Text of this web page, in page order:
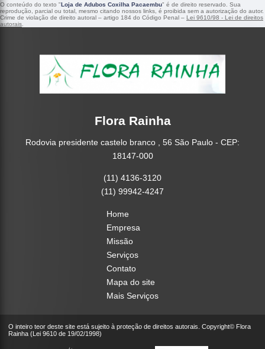
O conteúdo do texto "Loja de Adubos Coxilha Pacaembu" é de direito reservado. Sua
reprodução, parcial ou total, mesmo citando nossos links, é proibida sem a autorização do autor.
Crime de violação de direito autoral – artigo 184 do Código Penal – Lei 9610/98 - Lei de direitos
autorais
Flora Rainha
Rodovia presidente castelo branco , 56 São Paulo - CEP:
18147-000
(11) 4136-3120
(11) 99942-4247
Home
Empresa
Missão
Serviços
Contato
Mapa do site
Mais Serviços
O inteiro teor deste site está sujeito à proteção de direitos autorais. Copyright© Flora
Rainha (Lei 9610 de 19/02/1998)